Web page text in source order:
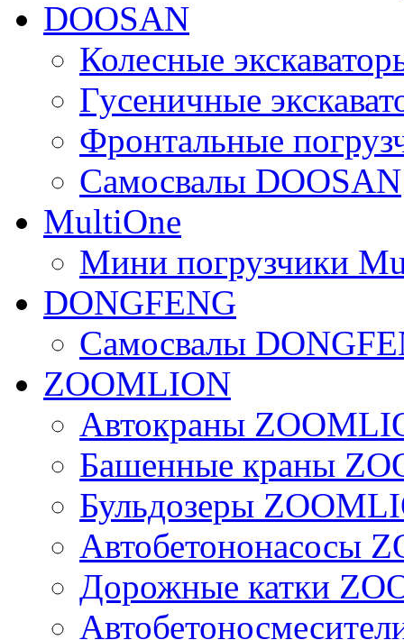
DOOSAN
Колесные
Гусеничные
Фронтальные
Самосвалы DOOSAN
MultiOne
Мини погрузчики
DONGFENG
Самосвалы
ZOOMLION
Автокраны
Башенные краны
Бульдозеры
Автобетононасосы
Дорожные катки